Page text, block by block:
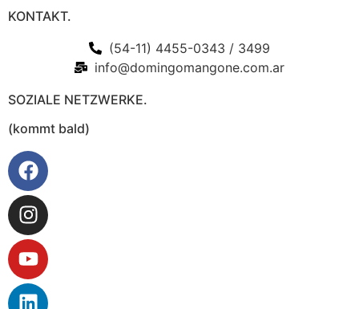
KONTAKT.
(54-11) 4455-0343 / 3499
info@domingomangone.com.ar
SOZIALE NETZWERKE.
(kommt bald)